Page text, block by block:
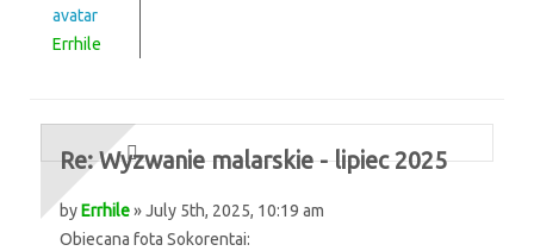
Errhile
Re: Wyzwanie malarskie - lipiec 2025
byErrhile» July 5th, 2025, 10:19 am
Obiecana fota Sokorentai: